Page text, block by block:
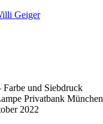
Geiger
und Siebdruck
Privatbank München
2022